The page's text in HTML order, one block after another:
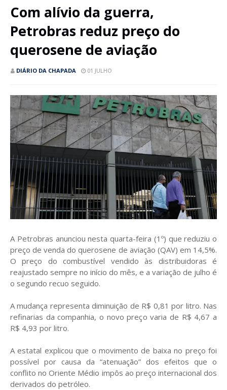
Com alívio da guerra,
Petrobras reduz preço do
querosene de aviação
DIÁRIO DA CHAPADA 01 JULHO
A Petrobras anunciou nesta quarta-feira (1º) que reduziu o
preço de venda do querosene de aviação (QAV) em 14,5%.
O preço do combustível vendido às distribuidoras é
reajustado sempre no início do mês, e a variação de julho é
o segundo recuo seguido.
A mudança representa diminuição de R$ 0,81 por litro. Nas
refinarias da companhia, o novo preço varia de R$ 4,67 a
R$ 4,93 por litro.
A estatal explicou que o movimento de baixa no preço foi
possível por causa da “atenuação” dos efeitos que o
conflito no Oriente Médio impôs ao preço internacional dos
derivados do petróleo.